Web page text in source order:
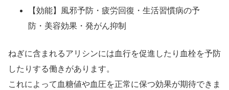
【効能】風邪予防・疲労回復・生活習慣病の予
防・美容効果・発がん抑制
ねぎに含まれるアリシンには血行を促進したり血栓を予防
したりする働きがあります。
これによって血糖値や血圧を正常に保つ効果が期待できま